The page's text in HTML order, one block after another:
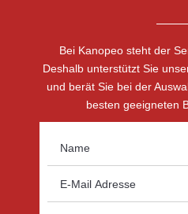
Bei Kanopeo steht der
Deshalb unterstützt Sie
und berät Sie bei der
besten geeigneten